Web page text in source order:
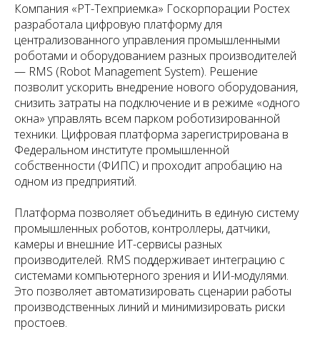
Компания «РТ-Техприемка» Госкорпорации Ростех
разработала цифровую платформу для
централизованного управления промышленными
роботами и оборудованием разных производителей
— RMS (Robot Management System). Решение
позволит ускорить внедрение нового оборудования,
снизить затраты на подключение и в режиме «одного
окна» управлять всем парком роботизированной
техники. Цифровая платформа зарегистрирована в
Федеральном институте промышленной
собственности (ФИПС) и проходит апробацию на
одном из предприятий.
Платформа позволяет объединить в единую систему
промышленных роботов, контроллеры, датчики,
камеры и внешние ИТ-сервисы разных
производителей. RMS поддерживает интеграцию с
системами компьютерного зрения и ИИ-модулями.
Это позволяет автоматизировать сценарии работы
производственных линий и минимизировать риски
простоев.